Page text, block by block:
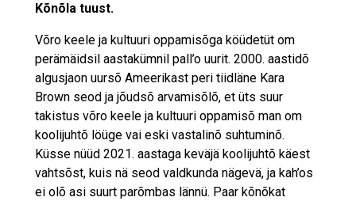
Kõnõla tuust.
Võro keele ja kultuuri oppamisõga köüdetüt om
perämäidsil aastakümnil pall’o uurit. 2000. aastidõ
algusjaon uursõ Ameerikast peri tiidläne Kara
Brown seod ja jõudsõ arvamisõlõ, et üts suur
takistus võro keele ja kultuuri oppamisõ man om
koolijuhtõ löüge vai eski vastalinõ suhtuminõ.
Küsse nüüd 2021. aastaga keväjä koolijuhtõ käest
vahtsõst, kuis nä seod valdkunda nägevä, ja kah’os
ei olõ asi suurt parõmbas lännü. Paar kõnõkat